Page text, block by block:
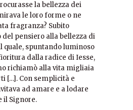
la bellezza dei
le loro forme o ne
fragranza? Subito
del pensiero alla bellezza di
quale, spuntando luminoso
dalla radice di Iesse,
richiamò alla vita migliaia
[…]. Con semplicità e
ad amare e a lodare
il Signore.